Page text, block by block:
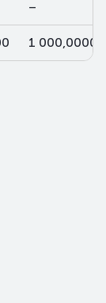
–
1 000,0000